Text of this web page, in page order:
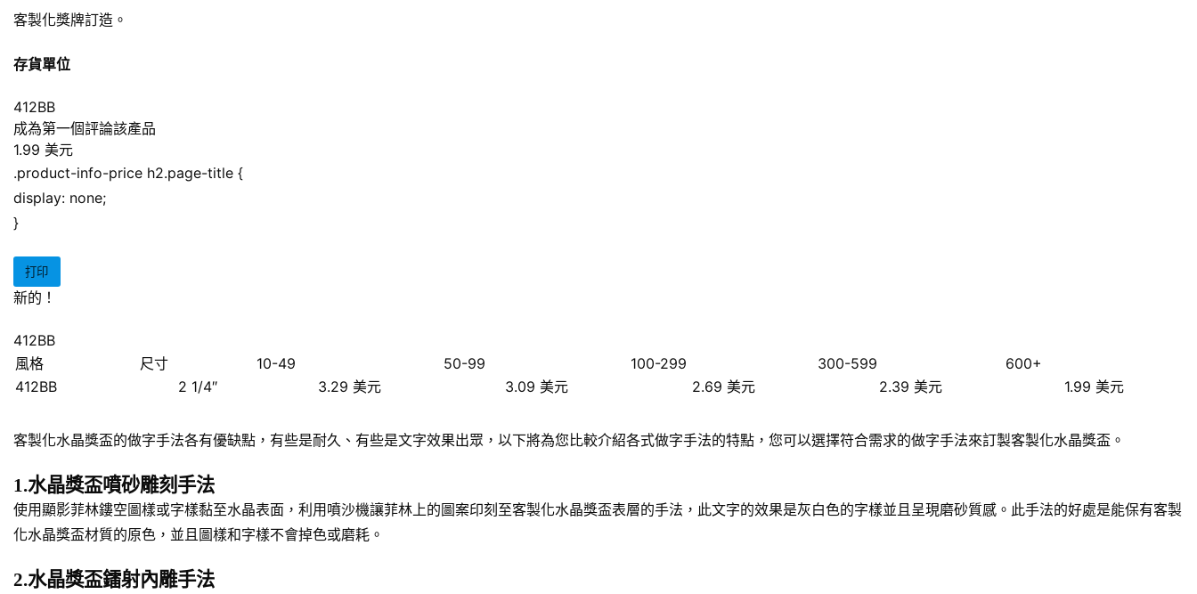
客製化獎牌訂造。
存貨單位
412BB
成為第一個評論該產品
1.99 美元
.product-info-price h2.page-title {
display: none;
}
打印
新的！
412BB
風格
尺寸 10-49 50-99 100-299 300-599
600+
412BB
2 1/4″ 3.29 美元 3.09 美元 2.69 美元 2.39 美元 1.99 美元
客製化水晶獎盃的做字手法各有優缺點，有些是耐久、有些是文字效果出眾，以下將為您比較介紹各式做字手法的特點，您可以選擇符合需求的做字手法來訂製客製化水晶獎盃。
1.水晶獎盃噴砂雕刻手法
使用顯影菲林鏤空圖樣或字樣黏至水晶表面，利用噴沙機讓菲林上的圖案印刻至客製化水晶獎盃表層的手法，此文字的效果是灰白色的字樣並且呈現磨砂質感。此手法的好處是能保有客製
化水晶獎盃材質的原色，並且圖樣和字樣不會掉色或磨耗。
2.水晶獎盃鐳射內雕手法